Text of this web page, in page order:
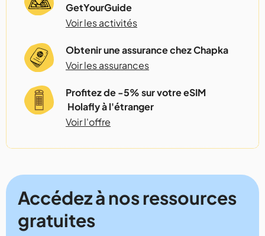
GetYourGuide
Voir les activités
Obtenir une assurance chez Chapka
Voir les assurances
Profitez de -5% sur votre eSIM
Holafly à l'étranger
Voir l'offre
Accédez à nos ressources
gratuites